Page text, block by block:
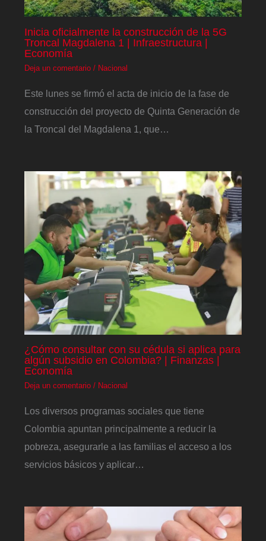
Inicia oficialmente la construcción de la 5G
Troncal Magdalena 1 | Infraestructura |
Economía
Deja un comentario / Nacional
Este lunes se firmó el acta de inicio de la fase de
construcción del proyecto de Quinta Generación de
la Troncal del Magdalena 1, que…
¿Cómo consultar con su cédula si aplica para
algún subsidio en Colombia? | Finanzas |
Economía
Deja un comentario / Nacional
Los diversos programas sociales que tiene
Colombia apuntan principalmente a reducir la
pobreza, asegurarle a las familias el acceso a los
servicios básicos y aplicar…